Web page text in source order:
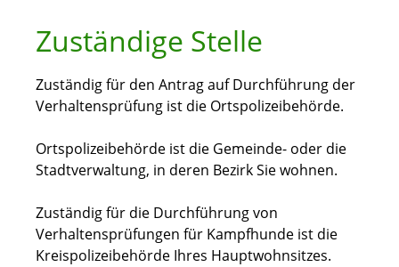
Zuständige Stelle
Zuständig für den Antrag auf Durchführung der
Verhaltensprüfung ist die Ortspolizeibehörde.
Ortspolizeibehörde ist die Gemeinde- oder die
Stadtverwaltung, in deren Bezirk Sie wohnen.
Zuständig für die Durchführung von
Verhaltensprüfungen für Kampfhunde ist die
Kreispolizeibehörde Ihres Hauptwohnsitzes.